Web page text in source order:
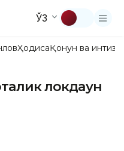
ЎЗ
ҲодисаҚонун ва
локдаун